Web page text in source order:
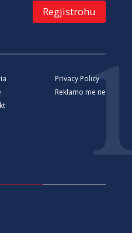
Regjistrohu
Privacy Policy
Reklamo me ne